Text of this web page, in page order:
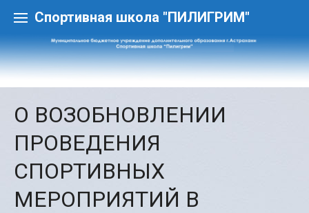
content
Спортивная школа "ПИЛИГРИМ"
О ВОЗОБНОВЛЕНИИ
ПРОВЕДЕНИЯ
СПОРТИВНЫХ
МЕРОПРИЯТИЙ В